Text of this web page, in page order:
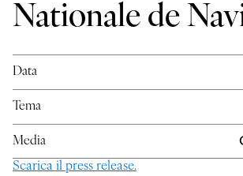
Nationale de
Data
Tema
Media
Scarica il press release.